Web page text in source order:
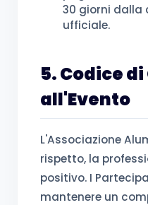
30 giorni dalla
ufficiale.
5. Codice
all'Evento
L'Associazione
rispetto, la
positivo. I
mantenere un